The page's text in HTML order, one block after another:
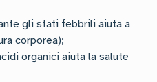
gli stati febbrili aiuta a
corporea);
organici aiuta la salute